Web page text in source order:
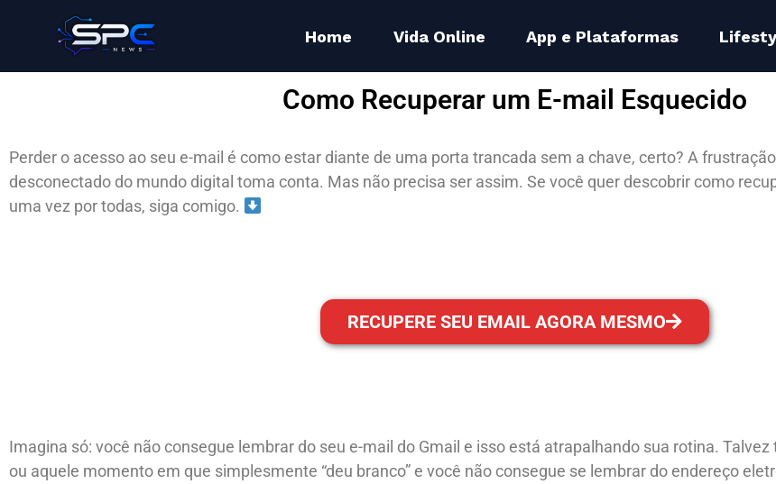
Home Vida Online App e Plataformas
Como Recuperar um E-mail Esquecido
Perder o acesso ao seu e-mail é como estar diante de uma porta trancada sem a chave, certo? A
desconectado do mundo digital toma conta. Mas não precisa ser assim. Se você quer descobrir como
uma vez por todas, siga comigo.
RECUPERE SEU EMAIL AGORA MESMO
Imagina só: você não consegue lembrar do seu e-mail do Gmail e isso está atrapalhando sua rotina.
ou aquele momento em que simplesmente “deu branco” e você não consegue se lembrar do endereço